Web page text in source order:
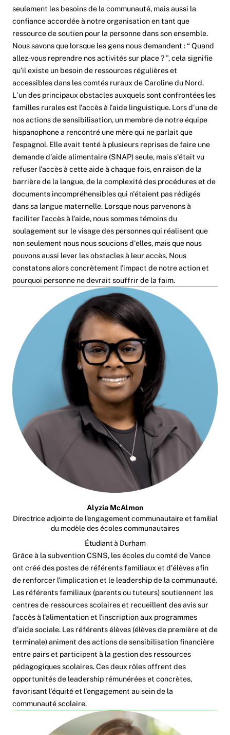
seulement les besoins de la communauté, mais aussi la
confiance accordée à notre organisation en tant que
ressource de soutien pour la personne dans son ensemble.
Nous savons que lorsque les gens nous demandent : “ Quand
allez-vous reprendre nos activités sur place ? ”, cela signifie
qu’il existe un besoin de ressources régulières et
accessibles dans les comtés ruraux de Caroline du Nord.
L'un des principaux obstacles auxquels sont confrontées les
familles rurales est l'accès à l'aide linguistique. Lors d'une de
nos actions de sensibilisation, un membre de notre équipe
hispanophone a rencontré une mère qui ne parlait que
l'espagnol. Elle avait tenté à plusieurs reprises de faire une
demande d'aide alimentaire (SNAP) seule, mais s'était vu
refuser l'accès à cette aide à chaque fois, en raison de la
barrière de la langue, de la complexité des procédures et de
documents incompréhensibles qui n'étaient pas rédigés
dans sa langue maternelle. Lorsque nous parvenons à
faciliter l'accès à l'aide, nous sommes témoins du
soulagement sur le visage des personnes qui réalisent que
non seulement nous nous soucions d'elles, mais que nous
pouvons aussi lever les obstacles à leur accès. Nous
constatons alors concrètement l'impact de notre action et
pourquoi personne ne devrait souffrir de la faim.
Alyzia McAlmon
Directrice adjointe de l'engagement communautaire et familial
du modèle des écoles communautaires
Étudiant à Durham
Grâce à la subvention CSNS, les écoles du comté de Vance
ont créé des postes de référents familiaux et d'élèves afin
de renforcer l'implication et le leadership de la communauté.
Les référents familiaux (parents ou tuteurs) soutiennent les
centres de ressources scolaires et recueillent des avis sur
l'accès à l'alimentation et l'inscription aux programmes
d'aide sociale. Les référents élèves (élèves de première et de
terminale) animent des actions de sensibilisation financière
entre pairs et participent à la gestion des ressources
pédagogiques scolaires. Ces deux rôles offrent des
opportunités de leadership rémunérées et concrètes,
favorisant l'équité et l'engagement au sein de la
communauté scolaire.